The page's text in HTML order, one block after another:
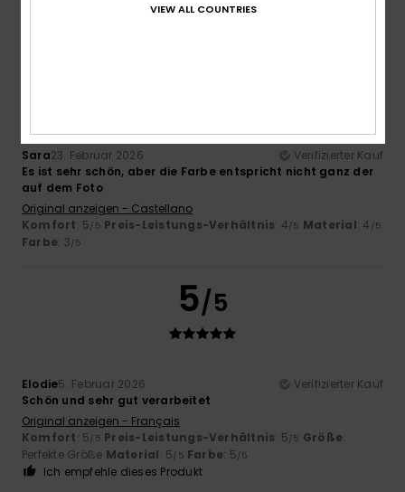
Sara23. Februar 2026
Verifizierter Kauf
Es ist sehr schön, aber die Farbe entspricht nicht ganz der
auf dem Foto
Original anzeigen - Castellano
Komfort: 5/5 Preis-Leistungs-Verhältnis: 4/5 Material: 4 /5
Farbe: 3/5
5/5
Elodie5. Februar 2026
Verifizierter Kauf
Schön und sehr gut verarbeitet
Original anzeigen - Français
Komfort: 5/5 Preis-Leistungs-Verhältnis: 5/5 Größe:
Perfekte Größe Material: 5/5 Farbe: 5/5
Ich empfehle dieses Produkt
VIEW ALL COUNTRIES